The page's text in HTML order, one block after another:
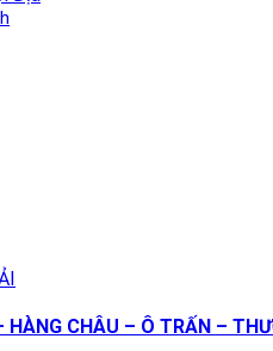
HÀNG CHÂU – Ô TRẤN –